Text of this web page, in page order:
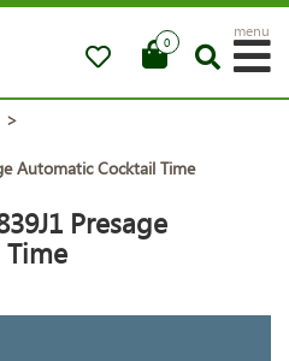
0
menu
>
Automatic Cocktail Time
Presage